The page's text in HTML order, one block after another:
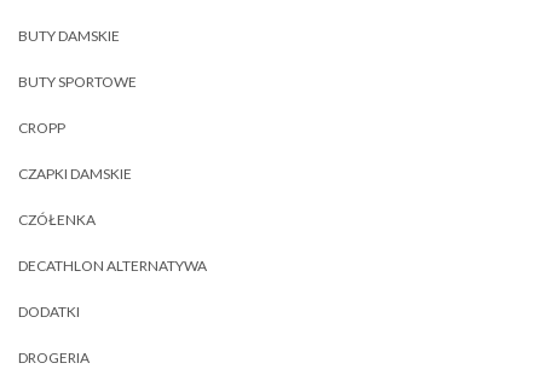
BUTY DAMSKIE
BUTY SPORTOWE
CROPP
CZAPKI DAMSKIE
CZÓŁENKA
DECATHLON ALTERNATYWA
DODATKI
DROGERIA